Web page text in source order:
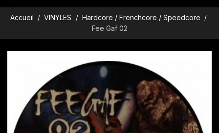
Accueil VINYLES
Hardcore / Frenchcore / Speedcore
Fee Gaf 02